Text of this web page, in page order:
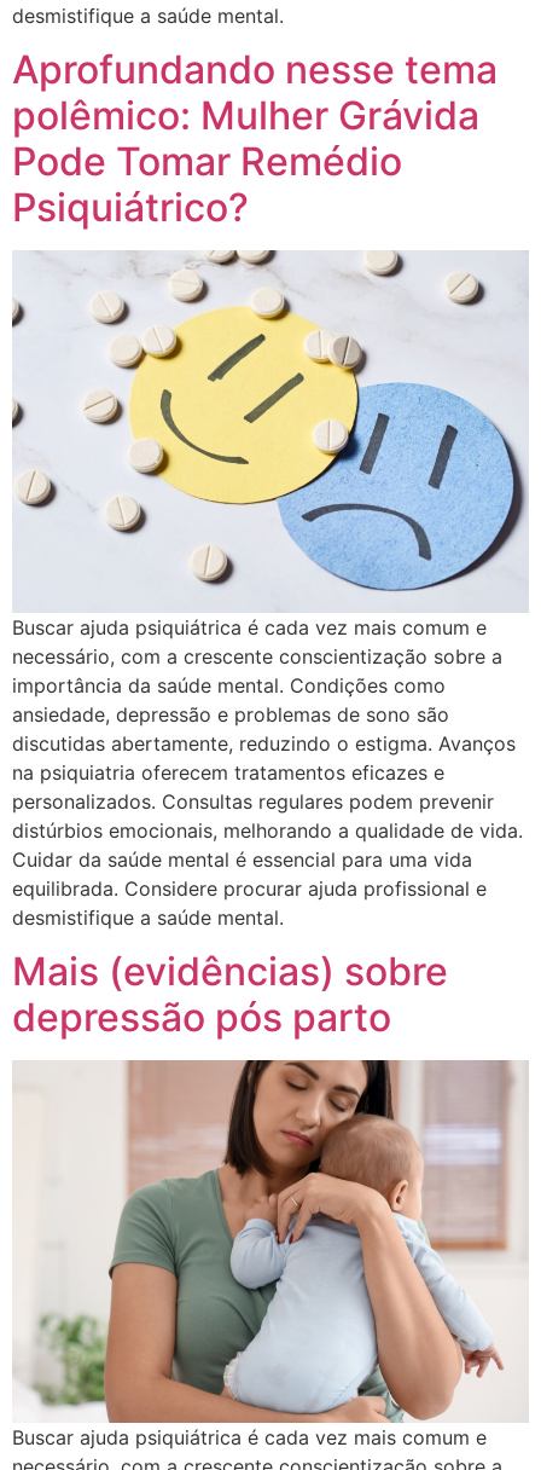
desmistifique a saúde mental.
Aprofundando nesse tema
polêmico: Mulher Grávida
Pode Tomar Remédio
Psiquiátrico?
Buscar ajuda psiquiátrica é cada vez mais comum e
necessário, com a crescente conscientização sobre a
importância da saúde mental. Condições como
ansiedade, depressão e problemas de sono são
discutidas abertamente, reduzindo o estigma. Avanços
na psiquiatria oferecem tratamentos eficazes e
personalizados. Consultas regulares podem prevenir
distúrbios emocionais, melhorando a qualidade de vida.
Cuidar da saúde mental é essencial para uma vida
equilibrada. Considere procurar ajuda profissional e
desmistifique a saúde mental.
Mais (evidências) sobre
depressão pós parto
Buscar ajuda psiquiátrica é cada vez mais comum e